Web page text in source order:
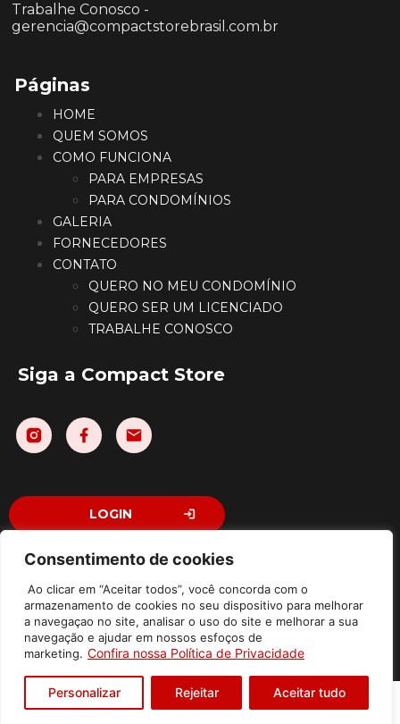
Consentimento de cookies
Ao clicar em “Aceitar todos”, você concorda com o
armazenamento de cookies no seu dispositivo para melhorar
a navegaçao no site, analisar o uso do site e melhorar a sua
navegação e ajudar em nossos esfoços de
marketing. Confira nossa Política de Privacidade
Personalizar Rejeitar Aceitar tudo
Trabalhe Conosco -
gerencia@compactstorebrasil.com.br
Páginas
HOME
QUEM SOMOS
COMO FUNCIONA
PARA EMPRESAS
PARA CONDOMÍNIOS
GALERIA
FORNECEDORES
CONTATO
QUERO NO MEU CONDOMÍNIO
QUERO SER UM LICENCIADO
TRABALHE CONOSCO
Siga a Compact Store
LOGIN
©2026 Compact Store Comércio e Licenciamento Ltda – Todos
Direitos Reservados | Av. Washington Luiz, 310 – Jardim Emilia,
Sorocaba – SP / Piso térreo, sala 7 – CEP: 18031-000 | CNPJ:
43.786.055/0001-81
Política de Privacidade
Desenvolvido por